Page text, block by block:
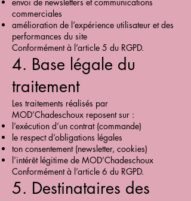
commerciales
amélioration de l’expérience utilisateur et des
performances du site
Conformément à l’article 5 du RGPD.
4. Base légale du
traitement
Les traitements réalisés par
MOD’Chadeschoux reposent sur :
l’exécution d’un contrat (commande)
le respect d’obligations légales
ton consentement (newsletter, cookies)
l’intérêt légitime de MOD’Chadeschoux
Conformément à l’article 6 du RGPD.
5. Destinataires des